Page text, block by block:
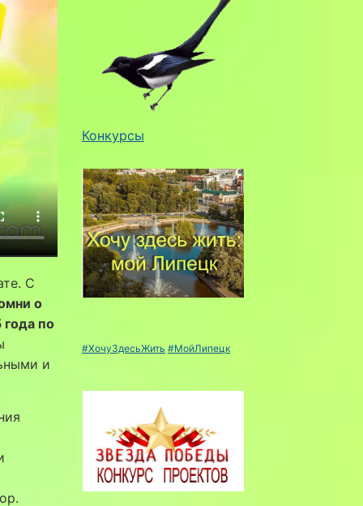
С
о
года по
и
Конкурсы
#ХочуЗдесьЖить #МойЛипецк